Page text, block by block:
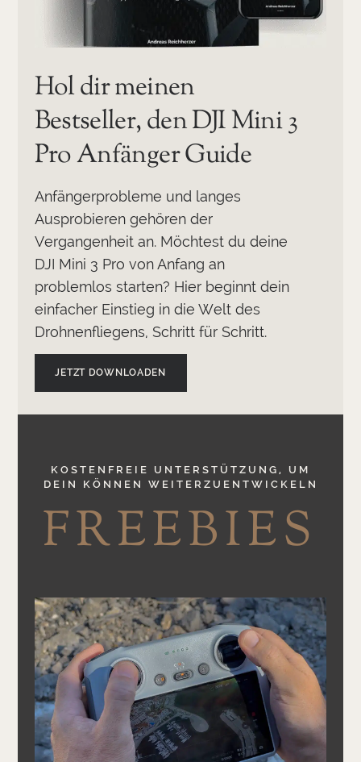
Hol dir meinen
Bestseller, den DJI Mini 3
Pro Anfänger Guide
Anfängerprobleme und langes
Ausprobieren gehören der
Vergangenheit an. Möchtest du deine
DJI Mini 3 Pro von Anfang an
problemlos starten? Hier beginnt dein
einfacher Einstieg in die Welt des
Drohnenfliegens, Schritt für Schritt.
JETZT DOWNLOADEN
KOSTENFREIE UNTERSTÜTZUNG, UM
DEIN KÖNNEN WEITERZUENTWICKELN
FREEBIES